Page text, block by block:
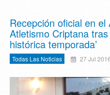
Recepción oficial en
Atletismo Criptana tras
histórica temporada’
Todas Las Noticias 27 Jul 2016